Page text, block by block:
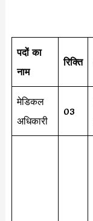
पदों का
नाम
रिक्ति
मेडिकल
अधिकारी
03